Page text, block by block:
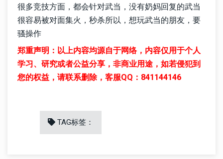
很多竞技方面，都会针对武当，没有奶妈回复的武当
很容易被对面集火，秒杀所以，想玩武当的朋友，要
骚操作
郑重声明：以上内容均源自于网络，内容仅用于个人
学习、研究或者公益分享，非商业用途，如若侵犯到
您的权益，请联系删除，客服QQ：841144146
TAG标签：